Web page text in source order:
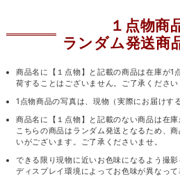
１点物商
ランダム発送商
商品名に【１点物】と記載の商品は在庫が1
荷することはございません。ご了承ください
1点物商品の写真は、現物（実際にお届けす
商品名に【１点物】と記載のない商品は在庫
こちらの商品はランダム発送となるため、
いがございます。ご了承くださいませ。
できる限り現物に近いお色味になるよう撮
ディスプレイ環境によってお色味が異なって